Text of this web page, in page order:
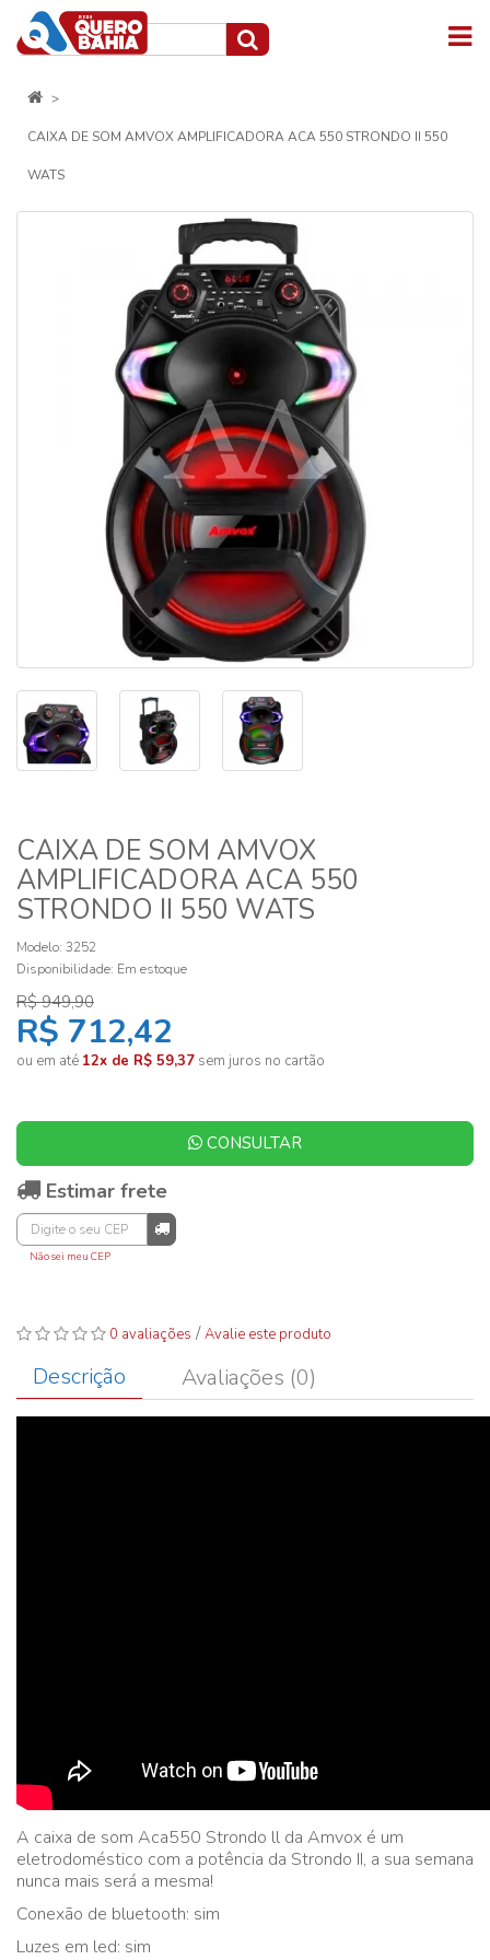
CAIXA DE SOM AMVOX AMPLIFICADORA ACA 550 STRONDO II 550
WATS
CAIXA DE SOM AMVOX
AMPLIFICADORA ACA 550
STRONDO II 550 WATS
Modelo: 3252
Disponibilidade: Em estoque
R$ 949,90
R$ 712,42
ou em até 12x de R$ 59,37 sem juros no cartão
CONSULTAR
Estimar frete
Não sei meu CEP
0 avaliações /Avalie este produto
Descrição Avaliações (0)
A caixa de som Aca550 Strondo ll da Amvox é um
eletrodoméstico com a potência da Strondo II, a sua semana
nunca mais será a mesma!
Conexão de bluetooth: sim
Luzes em led: sim